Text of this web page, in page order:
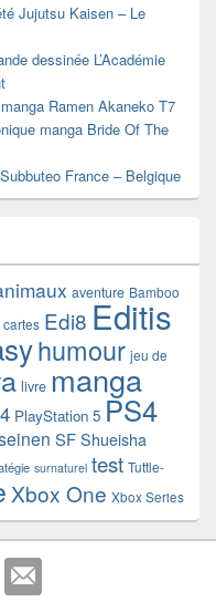
Jujutsu Kaisen – Le
dessinée L’Académie
Ramen Akaneko T7
manga Bride Of The
France – Belgique
aventure Bamboo
cartes Edi8 Editis
humour jeu de
livre manga
PlayStation 5 PS4
SF Shueisha
surnaturel test Tuttle-
Xbox One Xbox Series